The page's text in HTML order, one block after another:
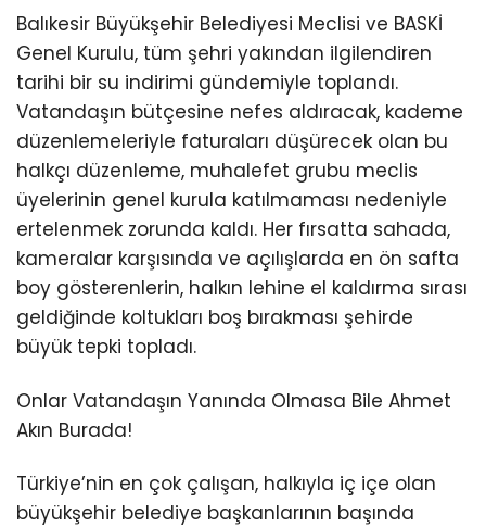
Balıkesir Büyükşehir Belediyesi Meclisi ve BASKİ
Genel Kurulu, tüm şehri yakından ilgilendiren
tarihi bir su indirimi gündemiyle toplandı.
Vatandaşın bütçesine nefes aldıracak, kademe
düzenlemeleriyle faturaları düşürecek olan bu
halkçı düzenleme, muhalefet grubu meclis
üyelerinin genel kurula katılmaması nedeniyle
ertelenmek zorunda kaldı. Her fırsatta sahada,
kameralar karşısında ve açılışlarda en ön safta
boy gösterenlerin, halkın lehine el kaldırma sırası
geldiğinde koltukları boş bırakması şehirde
büyük tepki topladı.
Onlar Vatandaşın Yanında Olmasa Bile Ahmet
Akın Burada!
Türkiye’nin en çok çalışan, halkıyla iç içe olan
büyükşehir belediye başkanlarının başında